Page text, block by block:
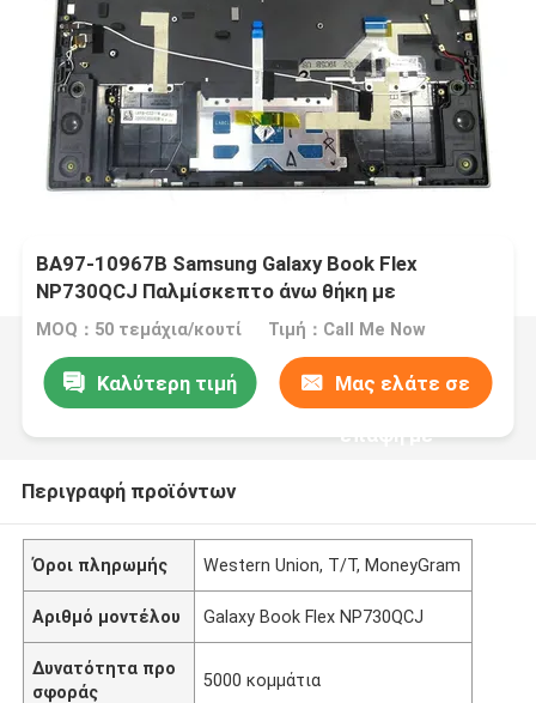
BA97-10967B Samsung Galaxy Book Flex
NP730QCJ Παλμίσκεπτο άνω θήκη με
πληκτρολόγιο αφής
MOQ：50 τεμάχια/κουτί Τιμή：Call Me Now
Καλύτερη τιμή Μας ελάτε σε
επαφή με
Περιγραφή προϊόντων
Όροι πληρωμής Western Union, T/T, MoneyGram
Αριθμό μοντέλου Galaxy Book Flex NP730QCJ
Δυνατότητα προ
σφοράς
5000 κομμάτια